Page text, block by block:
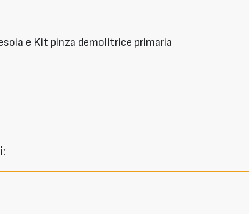
e Kit pinza demolitrice primaria
: